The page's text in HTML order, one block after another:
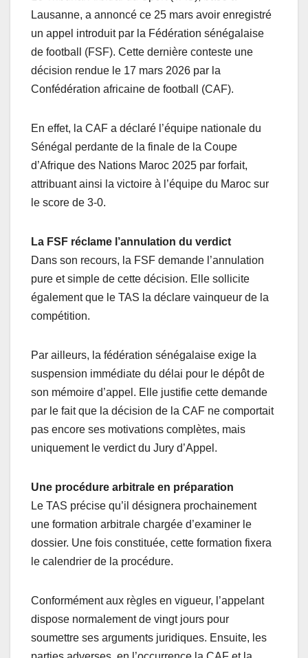
Lausanne, a annoncé ce 25 mars avoir enregistré
un appel introduit par la Fédération sénégalaise
de football (FSF). Cette dernière conteste une
décision rendue le 17 mars 2026 par la
Confédération africaine de football (CAF).
En effet, la CAF a déclaré l’équipe nationale du
Sénégal perdante de la finale de la Coupe
d’Afrique des Nations Maroc 2025 par forfait,
attribuant ainsi la victoire à l’équipe du Maroc sur
le score de 3-0.
La FSF réclame l’annulation du verdict
Dans son recours, la FSF demande l’annulation
pure et simple de cette décision. Elle sollicite
également que le TAS la déclare vainqueur de la
compétition.
Par ailleurs, la fédération sénégalaise exige la
suspension immédiate du délai pour le dépôt de
son mémoire d’appel. Elle justifie cette demande
par le fait que la décision de la CAF ne comportait
pas encore ses motivations complètes, mais
uniquement le verdict du Jury d’Appel.
Une procédure arbitrale en préparation
Le TAS précise qu’il désignera prochainement
une formation arbitrale chargée d’examiner le
dossier. Une fois constituée, cette formation fixera
le calendrier de la procédure.
Conformément aux règles en vigueur, l’appelant
dispose normalement de vingt jours pour
soumettre ses arguments juridiques. Ensuite, les